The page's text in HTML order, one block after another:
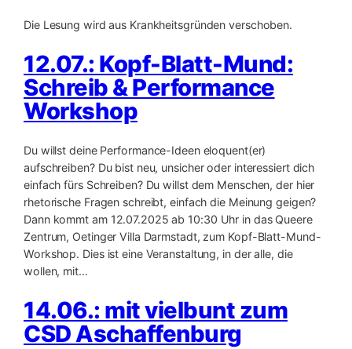
Die Lesung wird aus Krankheitsgründen verschoben.
12.07.: Kopf-Blatt-Mund:
Schreib & Performance
Workshop
Du willst deine Performance-Ideen eloquent(er)
aufschreiben? Du bist neu, unsicher oder interessiert dich
einfach fürs Schreiben? Du willst dem Menschen, der hier
rhetorische Fragen schreibt, einfach die Meinung geigen?
Dann kommt am 12.07.2025 ab 10:30 Uhr in das Queere
Zentrum, Oetinger Villa Darmstadt, zum Kopf-Blatt-Mund-
Workshop. Dies ist eine Veranstaltung, in der alle, die
wollen, mit…
14.06.: mit vielbunt zum
CSD Aschaffenburg